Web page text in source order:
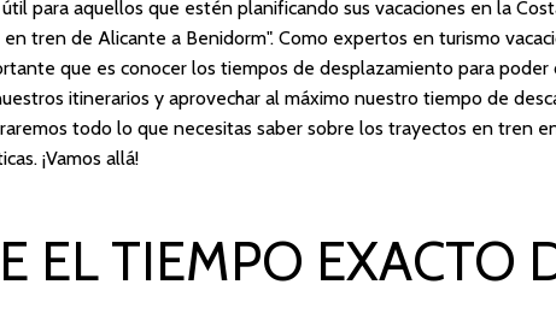
para aquellos que estén planificando sus vacaciones en la
tren de Alicante a Benidorm". Como expertos en turismo
que es conocer los tiempos de desplazamiento para poder
itinerarios y aprovechar al máximo nuestro tiempo de
todo lo que necesitas saber sobre los trayectos en tren
¡Vamos allá!
EL TIEMPO EXACTO